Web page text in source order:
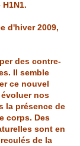
d'hiver 2009,
des contre-
Il semble
ce nouvel
nos
la présence de
corps. Des
sont en
de la